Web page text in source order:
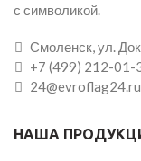
с символикой.
Смоленск, ул.
+7 (499) 212-01-
24@evroflag24.ru
НАША